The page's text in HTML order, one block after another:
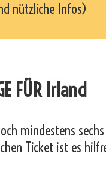
nützliche Infos)
FÜR Irland
mindestens
Ticket ist es